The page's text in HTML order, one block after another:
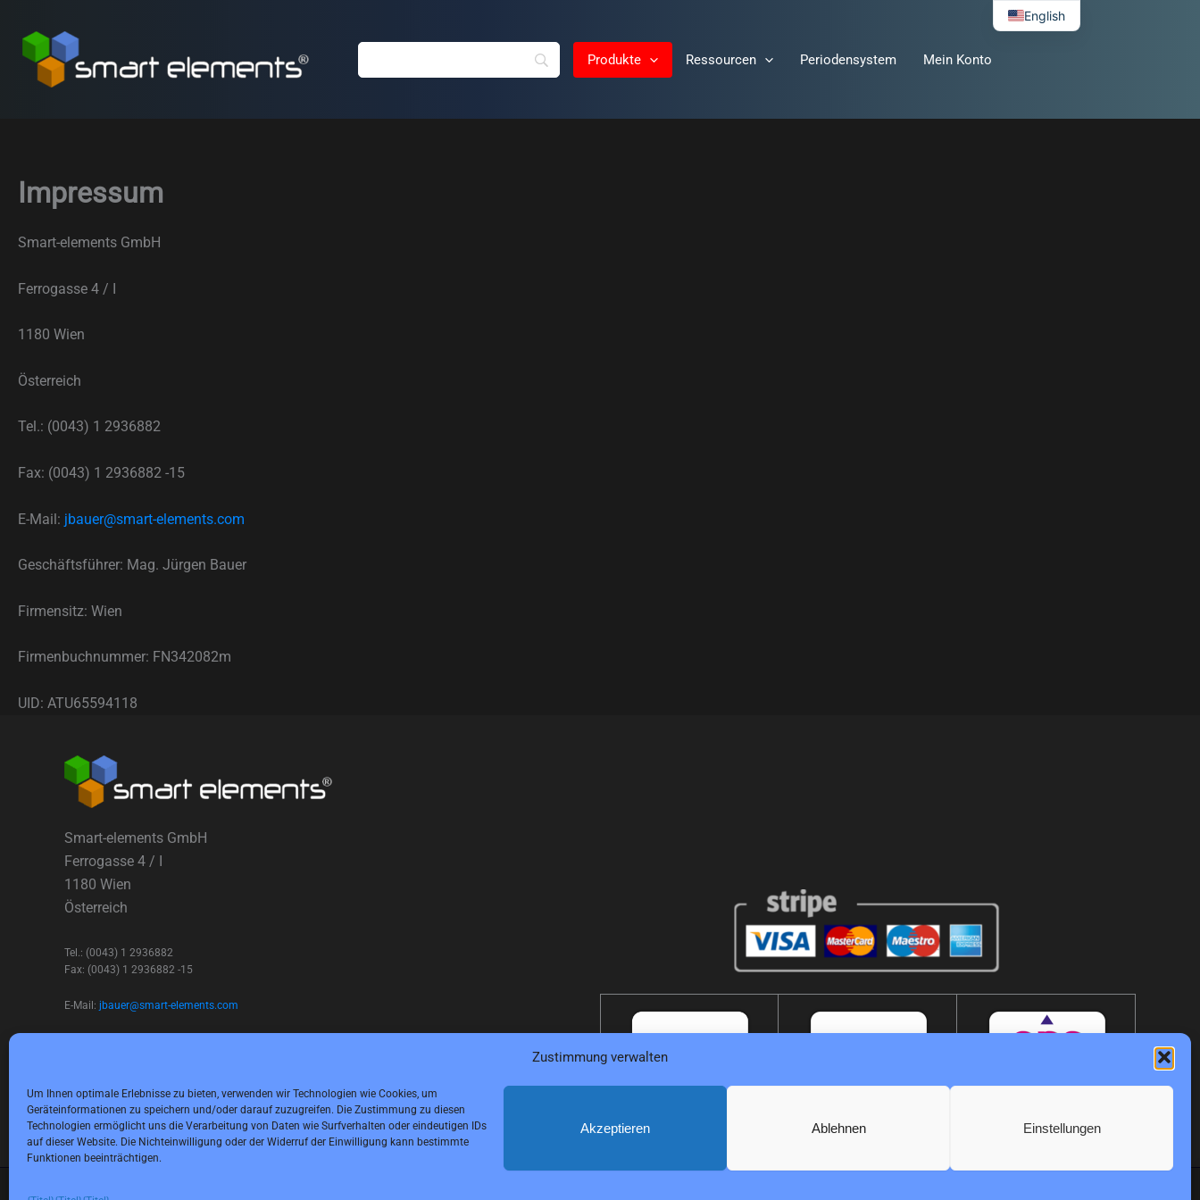
Zustimmung verwalten
Um Ihnen optimale Erlebnisse zu bieten, verwenden wir Technologien wie Cookies, um
Geräteinformationen zu speichern und/oder darauf zuzugreifen. Die Zustimmung zu diesen
Technologien ermöglicht uns die Verarbeitung von Daten wie Surfverhalten oder eindeutigen IDs
auf dieser Website. Die Nichteinwilligung oder der Widerruf der Einwilligung kann bestimmte
Funktionen beeinträchtigen.
Akzeptieren Ablehnen Einstellungen
Inhalt
springen
Produkte Ressourcen Periodensystem Mein Konto
Impressum
Smart-elements GmbH
Ferrogasse 4 / I
1180 Wien
Österreich
Tel.: (0043) 1 2936882
Fax: (0043) 1 2936882 -15
E-Mail: jbauer@smart-elements.com
Geschäftsführer: Mag. Jürgen Bauer
Firmensitz: Wien
Firmenbuchnummer: FN342082m
UID: ATU65594118
Smart-elements GmbH
Ferrogasse 4 / I
1180 Wien
Österreich
Tel.: (0043) 1 2936882
Fax: (0043) 1 2936882 -15
E-Mail: jbauer@smart-elements.com
Handelsgericht Wien
USt-IdNr.: ATU65594118
English